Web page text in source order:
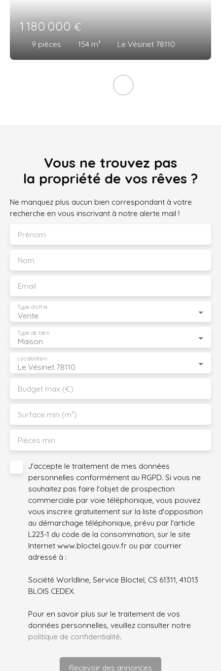
1 180 000€
9 pièces 154 m² Le Vésinet 78110
Vous ne trouvez pas
la propriété de vos rêves ?
Ne manquez plus aucun bien correspondant à votre
recherche en vous inscrivant à notre alerte mail !
Prénom
Nom
Email
Vente
Type d'offre
Maison
Type de bien
Le Vésinet 78110
Localisation
Budget max (€)
Surface min (m²)
Pièces min
J'accepte le traitement de mes données
personnelles conformément au RGPD. Si vous ne
souhaitez pas faire l'objet de prospection
commerciale par voie téléphonique, vous pouvez
vous inscrire gratuitement sur la liste d'opposition
au démarchage téléphonique, prévu par l'article
L223-1 du code de la consommation, sur le site
Internet www.bloctel.gouv.fr ou par courrier
adressé à :
Société Worldline, Service Bloctel, CS 61311, 41013
BLOIS CEDEX.
Pour en savoir plus sur le traitement de vos
données personnelles, veuillez consulter notre
politique de confidentialité.
Recevoir des annonces